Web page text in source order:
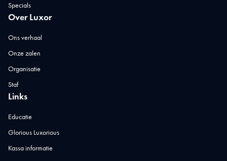
Specials
Over Luxor
Ons verhaal
Onze zalen
Organisatie
Staf
Links
Educatie
Glorious Luxorious
Kassa informatie